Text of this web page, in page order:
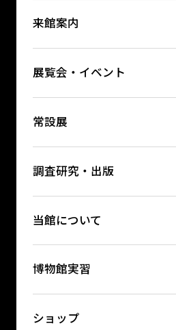
来館案内
展覧会・イベント
常設展
調査研究・出版
当館について
博物館実習
ショップ